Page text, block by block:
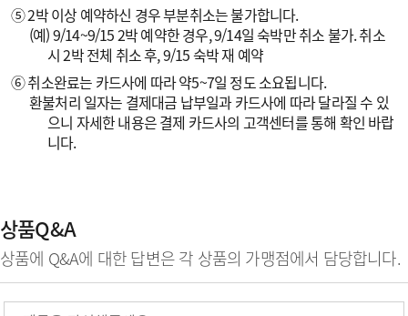
⑤ 2박 이상 예약하신 경우 부분취소는 불가합니다.
(예) 9/14~9/15 2박 예약한 경우, 9/14일 숙박만 취소 불가. 취소
시 2박 전체 취소 후, 9/15 숙박 재 예약
⑥ 취소완료는 카드사에 따라 약5~7일 정도 소요됩니다.
환불처리 일자는 결제대금 납부일과 카드사에 따라 달라질 수 있
으니 자세한 내용은 결제 카드사의 고객센터를 통해 확인 바랍
니다.
상품Q&A
상품에 Q&A에 대한 답변은 각 상품의 가맹점에서 담당합니다.